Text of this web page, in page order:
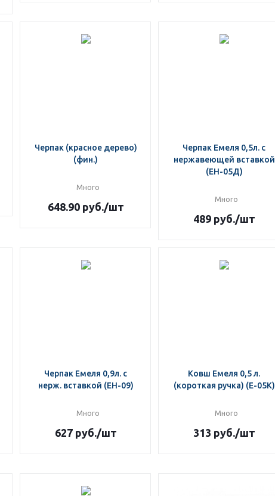
Черпак (красное дерево)
(фин.)
Много
648.90руб./шт
Черпак Емеля 0,5л. с
нержавеющей вставкой
(ЕН-05Д)
Много
489руб./шт
Черпак Емеля 0,9л. с
нерж. вставкой (ЕН-09)
Много
627руб./шт
Ковш Емеля 0,5 л.
(короткая ручка) (Е-05К)
Много
313 руб./шт